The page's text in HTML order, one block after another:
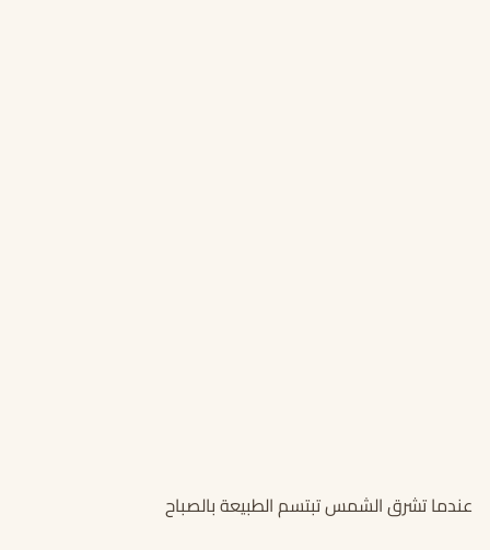
عندما تشرق الشمس تبتسم الطبيعة بالصباح